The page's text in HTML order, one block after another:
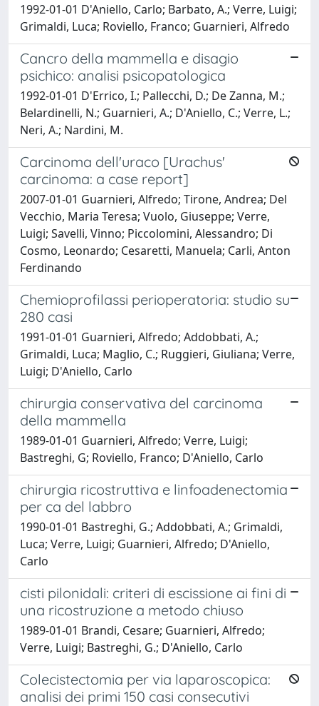
1992-01-01 D'Aniello, Carlo; Barbato, A.; Verre, Luigi;
Grimaldi, Luca; Roviello, Franco; Guarnieri, Alfredo
Cancro della mammella e disagio
psichico: analisi psicopatologica
1992-01-01 D'Errico, I.; Pallecchi, D.; De Zanna, M.;
Belardinelli, N.; Guarnieri, A.; D'Aniello, C.; Verre, L.;
Neri, A.; Nardini, M.
Carcinoma dell'uraco [Urachus'
carcinoma: a case report]
2007-01-01 Guarnieri, Alfredo; Tirone, Andrea; Del
Vecchio, Maria Teresa; Vuolo, Giuseppe; Verre,
Luigi; Savelli, Vinno; Piccolomini, Alessandro; Di
Cosmo, Leonardo; Cesaretti, Manuela; Carli, Anton
Ferdinando
Chemioprofilassi perioperatoria: studio su
280 casi
1991-01-01 Guarnieri, Alfredo; Addobbati, A.;
Grimaldi, Luca; Maglio, C.; Ruggieri, Giuliana; Verre,
Luigi; D'Aniello, Carlo
chirurgia conservativa del carcinoma
della mammella
1989-01-01 Guarnieri, Alfredo; Verre, Luigi;
Bastreghi, G; Roviello, Franco; D'Aniello, Carlo
chirurgia ricostruttiva e linfoadenectomia
per ca del labbro
1990-01-01 Bastreghi, G.; Addobbati, A.; Grimaldi,
Luca; Verre, Luigi; Guarnieri, Alfredo; D'Aniello,
Carlo
cisti pilonidali: criteri di escissione ai fini di
una ricostruzione a metodo chiuso
1989-01-01 Brandi, Cesare; Guarnieri, Alfredo;
Verre, Luigi; Bastreghi, G.; D'Aniello, Carlo
Colecistectomia per via laparoscopica:
analisi dei primi 150 casi consecutivi